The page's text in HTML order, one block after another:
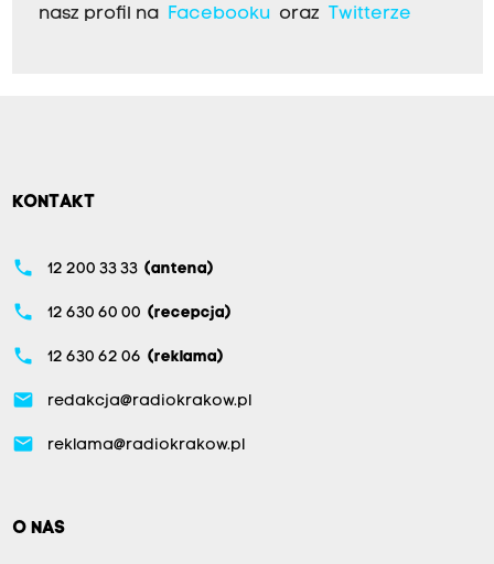
nasz profil na
Facebookuoraz Twitterze
KONTAKT
phone 12 200 33 33 (antena)
phone 12 630 60 00 (recepcja)
phone 12 630 62 06 (reklama)
email redakcja@radiokrakow.pl
email reklama@radiokrakow.pl
O NAS